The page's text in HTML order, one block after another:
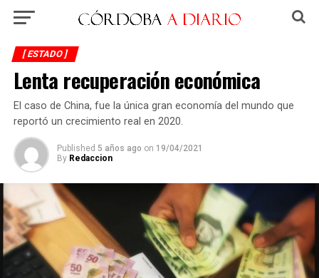
[ ESTADO ]
Lenta recuperación económica
El caso de China, fue la única gran economía del mundo que
reportó un crecimiento real en 2020.
Published 5 años ago on 19/04/2021
By Redaccion